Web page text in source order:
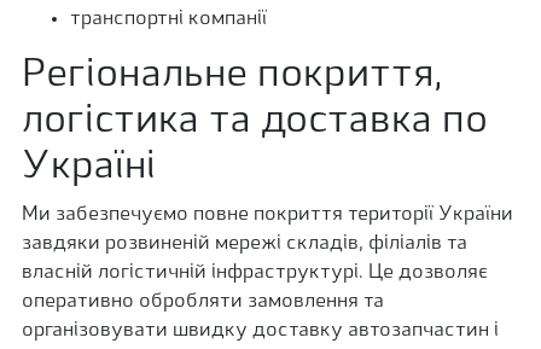
транспортні компанії
Регіональне покриття,
логістика та доставка по
Україні
Ми забезпечуємо повне покриття території України
завдяки розвиненій мережі складів, філіалів та
власній логістичній інфраструктурі. Це дозволяє
оперативно обробляти замовлення та
організовувати швидку доставку автозапчастин і